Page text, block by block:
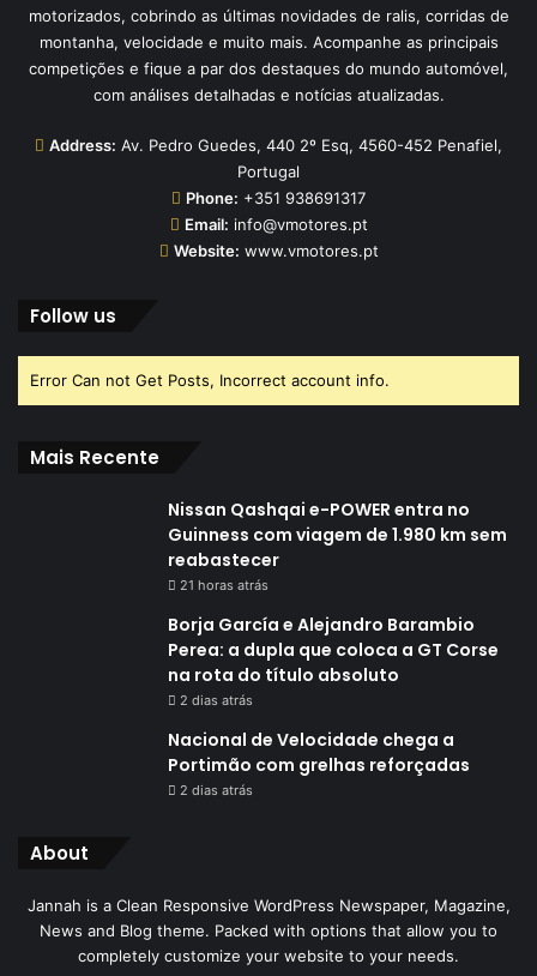
motorizados, cobrindo as últimas novidades de ralis, corridas de
montanha, velocidade e muito mais. Acompanhe as principais
competições e fique a par dos destaques do mundo automóvel,
com análises detalhadas e notícias atualizadas.
Address: Av. Pedro Guedes, 440 2º Esq, 4560-452 Penafiel,
Portugal
Phone: +351 938691317
Email: info@vmotores.pt
Website: www.vmotores.pt
Follow us
Error Can not Get Posts, Incorrect account info.
Mais Recente
Nissan Qashqai e-POWER entra no
Guinness com viagem de 1.980 km sem
reabastecer
21 horas atrás
Borja García e Alejandro Barambio
Perea: a dupla que coloca a GT Corse
na rota do título absoluto
2 dias atrás
Nacional de Velocidade chega a
Portimão com grelhas reforçadas
2 dias atrás
About
Jannah is a Clean Responsive WordPress Newspaper, Magazine,
News and Blog theme. Packed with options that allow you to
completely customize your website to your needs.